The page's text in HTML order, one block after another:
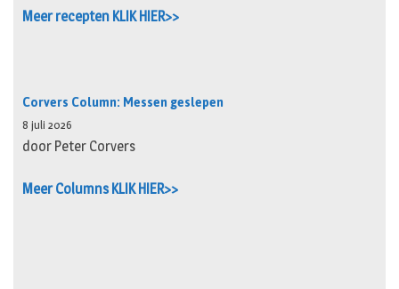
Meer recepten KLIK HIER>>
Corvers Column: Messen geslepen
8 juli 2026
door Peter Corvers
Meer Columns KLIK HIER>>